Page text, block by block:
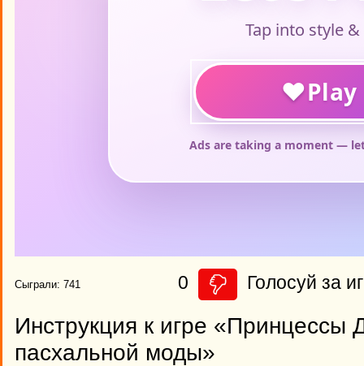
Сыграли: 741 0 Голосуй за
Инструкция к игре «Принцессы
пасхальной моды»